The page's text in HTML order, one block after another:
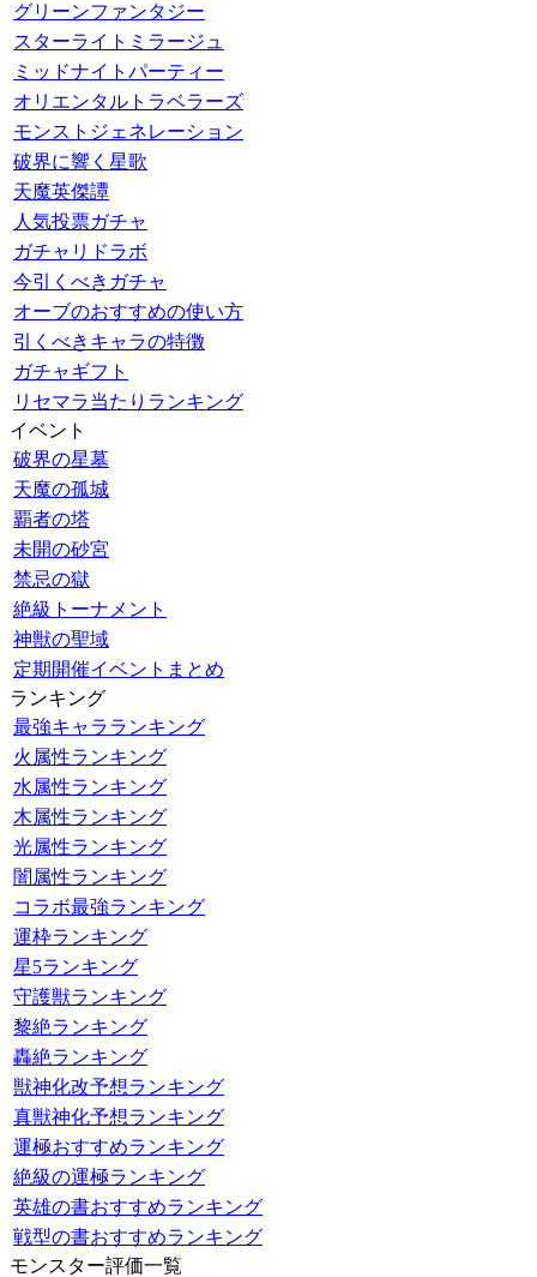
グリーンファンタジー
スターライトミラージュ
ミッドナイトパーティー
オリエンタルトラベラーズ
モンストジェネレーション
破界に響く星歌
天魔英傑譚
人気投票ガチャ
ガチャリドラボ
今引くべきガチャ
オーブのおすすめの使い方
引くべきキャラの特徴
ガチャギフト
リセマラ当たりランキング
イベント
破界の星墓
天魔の孤城
覇者の塔
未開の砂宮
禁忌の獄
絶級トーナメント
神獣の聖域
定期開催イベントまとめ
ランキング
最強キャラランキング
火属性ランキング
水属性ランキング
木属性ランキング
光属性ランキング
闇属性ランキング
コラボ最強ランキング
運枠ランキング
星5ランキング
守護獣ランキング
黎絶ランキング
轟絶ランキング
獣神化改予想ランキング
真獣神化予想ランキング
運極おすすめランキング
絶級の運極ランキング
英雄の書おすすめランキング
戦型の書おすすめランキング
モンスター評価一覧